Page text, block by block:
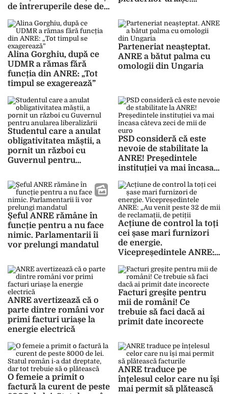
de întreruperile dese de
persistă de câteva luni”
cine e tras la
răspundere?”
Alina Gorghiu, după ce
UDMR a rămas fără
funcția din ANRE: „Tot
timpul se exagerează”
Parteneriat neașteptat.
ANRE a bătut palma cu
omologii din Ungaria
Studentul care a anulat
obligativitatea măștii, a
pornit un război cu
Guvernul pentru
PSD consideră că este
nevoie de stabilitate la
ANRE! Președintele
instituției va mai încasa
euro
Șeful ANRE rămâne în
funcție pentru a nu face
nimic. Parlamentarii îi
vor prelungi mandatul
Acțiune de control la toți
cei șase mari furnizori
de energie.
Vicepreședintele ANRE:
de reclamații, de petiții”
ANRE avertizează că o
parte dintre români vor
primi facturi uriașe la
energie electrică
Facturi greșite pentru
mii de români! Ce
trebuie să faci dacă ai
primit date incorecte
O femeie a primit o
factură la curent de peste
ANRE traduce pe
înțelesul celor care nu își
mai permit să plătească